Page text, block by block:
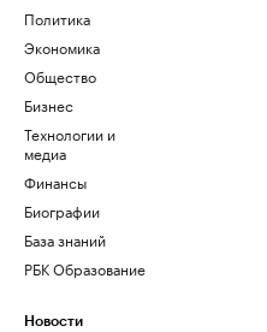
Политика
Экономика
Общество
Бизнес
Технологии и
медиа
Финансы
Биографии
База знаний
РБК Образование
Новости